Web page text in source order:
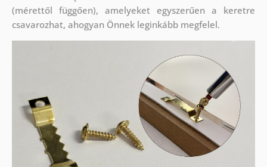
(mérettől függően), amelyeket egyszerűen a keretre
csavarozhat, ahogyan Önnek leginkább megfelel.